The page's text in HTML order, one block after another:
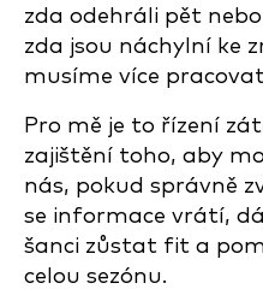
zda odehráli pět
zda jsou náchylní ke
musíme více
Pro mě je to řízení
zajištění toho, aby
nás, pokud správně
se informace vrátí,
šanci zůstat fit a
celou sezónu.